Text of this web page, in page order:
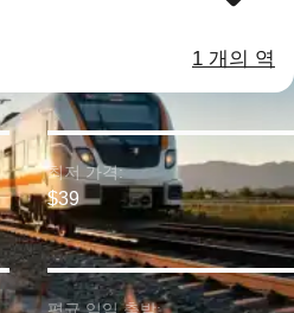
1 개의 역
최저 가격:
$39